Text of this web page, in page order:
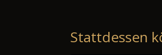
Stattdessen